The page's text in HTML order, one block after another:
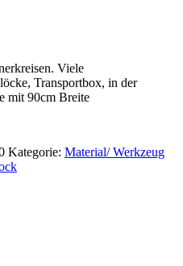
Viele
Transportbox, in der
mit 90cm Breite
Kategorie: Material/ Werkzeug